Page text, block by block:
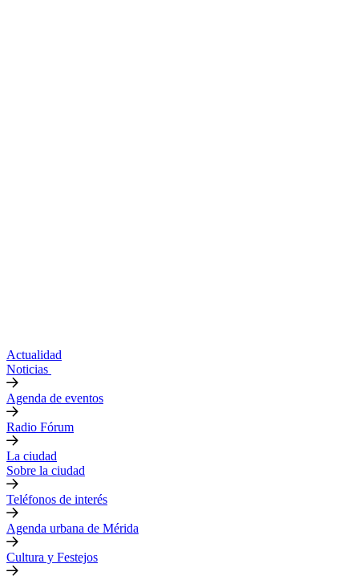
Actualidad
Noticias
Agenda de eventos
Radio Fórum
La ciudad
Sobre la ciudad
Teléfonos de interés
Agenda urbana de Mérida
Cultura y Festejos